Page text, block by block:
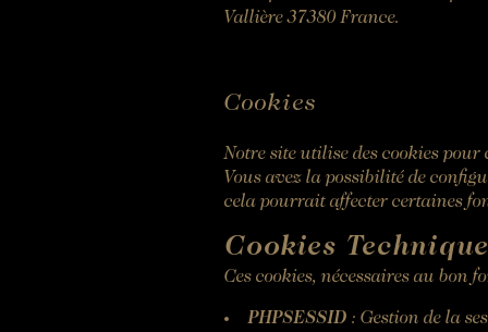
Vallière 37380 France.
Cookies
Notre site utilise des cookies
Vous avez la possibilité de
cela pourrait affecter certaines
Cookies
Ces cookies, nécessaires au bon
PHPSESSID : Gestion de la